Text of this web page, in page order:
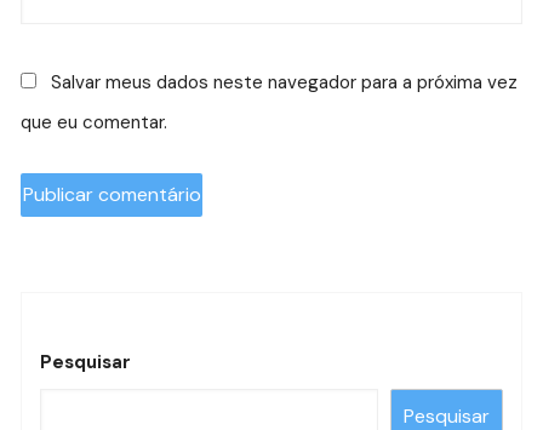
Salvar meus dados neste navegador para a próxima vez
que eu comentar.
Pesquisar
Pesquisar